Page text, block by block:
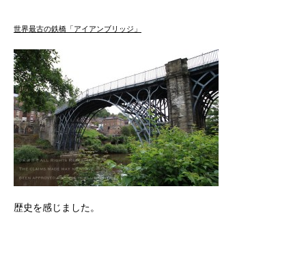
世界最古の鉄橋「アイアンブリッジ」
歴史を感じました。